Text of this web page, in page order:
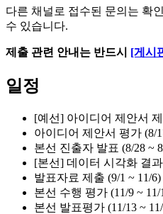
다른 채널로 접수된 문의는 확
수 있습니다.
제출 관련 안내는 반드시 [게시
일정
[예선] 아이디어 제안서
아이디어 제안서 평가 (8/
본선 진출자 발표 (8/28 ~
[본선] 데이터 시각화 결
발표자료 제출 (9/1 ~ 11/6)
본선 수행 평가 (11/9 ~ 11/
본선 발표평가 (11/13 ~